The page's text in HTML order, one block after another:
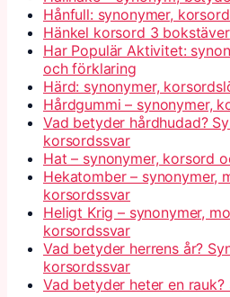
Hånfull: synonymer,
Hänkel korsord 3 bokstäver
Har Populär Aktivitet:
och förklaring
Härd: synonymer,
Hårdgummi – synonymer,
Vad betyder hårdhudad?
korsordssvar
Hat – synonymer, korsord
Hekatomber – synonymer,
korsordssvar
Heligt Krig – synonymer,
korsordssvar
Vad betyder herrens år?
korsordssvar
Vad betyder heter en